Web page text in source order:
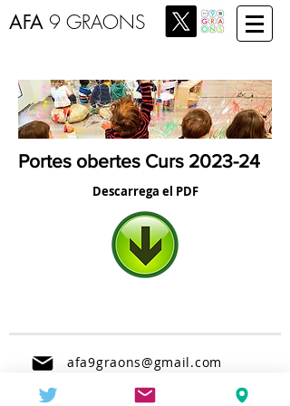
AFA 9 GRAONS
Portes obertes Curs 2023-24
Descarrega el PDF
afa9graons@gmail.com
Carrer Roger de Flor 217, 08025,